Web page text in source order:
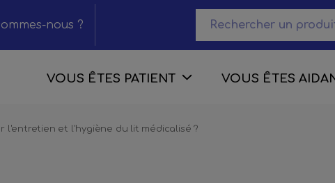
nous ?
VOUS ÊTES PATIENT VOUS ÊTES
l'entretien et l'hygiène du lit médicalisé ?